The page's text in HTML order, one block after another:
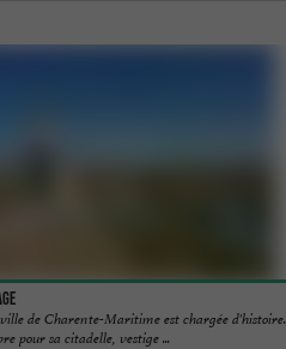
de Charente-Maritime est chargée d'histoire.
pour sa citadelle, vestige ...